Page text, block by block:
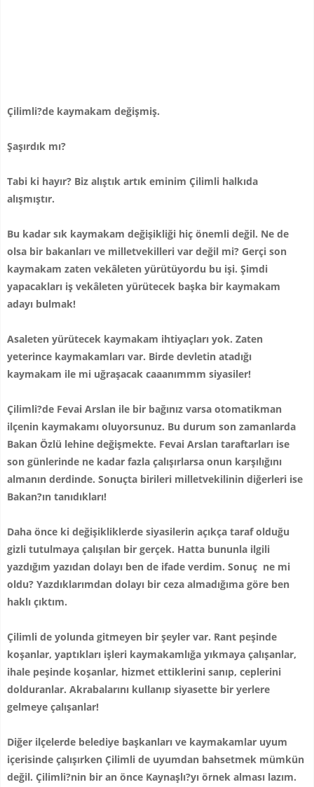
Çilimli?de kaymakam değişmiş.
Şaşırdık mı?
Tabi ki hayır? Biz alıştık artık eminim Çilimli halkıda
alışmıştır.
Bu kadar sık kaymakam değişikliği hiç önemli değil. Ne de
olsa bir bakanları ve milletvekilleri var değil mi? Gerçi son
kaymakam zaten vekâleten yürütüyordu bu işi. Şimdi
yapacakları iş vekâleten yürütecek başka bir kaymakam
adayı bulmak!
Asaleten yürütecek kaymakam ihtiyaçları yok. Zaten
yeterince kaymakamları var. Birde devletin atadığı
kaymakam ile mi uğraşacak caaanımmm siyasiler!
Çilimli?de Fevai Arslan ile bir bağınız varsa otomatikman
ilçenin kaymakamı oluyorsunuz. Bu durum son zamanlarda
Bakan Özlü lehine değişmekte. Fevai Arslan taraftarları ise
son günlerinde ne kadar fazla çalışırlarsa onun karşılığını
almanın derdinde. Sonuçta birileri milletvekilinin diğerleri ise
Bakan?ın tanıdıkları!
Daha önce ki değişikliklerde siyasilerin açıkça taraf olduğu
gizli tutulmaya çalışılan bir gerçek. Hatta bununla ilgili
yazdığım yazıdan dolayı ben de ifade verdim. Sonuç ne mi
oldu? Yazdıklarımdan dolayı bir ceza almadığıma göre ben
haklı çıktım.
Çilimli de yolunda gitmeyen bir şeyler var. Rant peşinde
koşanlar, yaptıkları işleri kaymakamlığa yıkmaya çalışanlar,
ihale peşinde koşanlar, hizmet ettiklerini sanıp, ceplerini
dolduranlar. Akrabalarını kullanıp siyasette bir yerlere
gelmeye çalışanlar!
Diğer ilçelerde belediye başkanları ve kaymakamlar uyum
içerisinde çalışırken Çilimli de uyumdan bahsetmek mümkün
değil. Çilimli?nin bir an önce Kaynaşlı?yı örnek alması lazım.